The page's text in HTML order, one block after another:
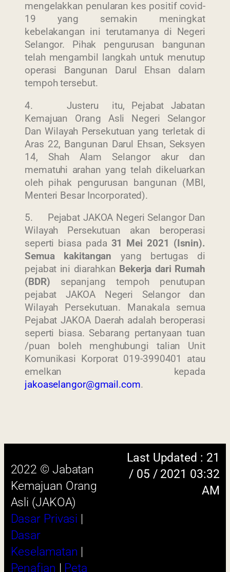
mengelakkan penularan kes positif covid-
19 yang semakin meningkat
kebelakangan ini terutamanya di Negeri
Selangor. Pihak pengurusan bangunan
telah mengambil langkah untuk menutup
operasi Bangunan Darul Ehsan dalam
tempoh tersebut.
4. Justeru itu, Pejabat Jabatan
Kemajuan Orang Asli Negeri Selangor
Dan Wilayah Persekutuan yang terletak di
Aras 22, Bangunan Darul Ehsan, Seksyen
14, Shah Alam Selangor akur dan
mematuhi arahan yang telah dikeluarkan
oleh pihak pengurusan bangunan (MBI,
Menteri Besar Incorporated).
5. Pejabat JAKOA Negeri Selangor Dan
Wilayah Persekutuan akan beroperasi
seperti biasa pada 31 Mei 2021 (Isnin).
Semua kakitangan yang bertugas di
pejabat ini diarahkan Bekerja dari Rumah
(BDR) sepanjang tempoh penutupan
pejabat JAKOA Negeri Selangor dan
Wilayah Persekutuan. Manakala semua
Pejabat JAKOA Daerah adalah beroperasi
seperti biasa. Sebarang pertanyaan tuan
/puan boleh menghubungi talian Unit
Komunikasi Korporat 019-3990401 atau
emelkan kepada
jakoaselangor@gmail.com.
2022 © Jabatan
Kemajuan Orang
Asli (JAKOA)
Dasar Privasi
|
Dasar
Keselamatan|
Penafian|Peta
Laman
Last Updated : 21
/ 05 / 2021 03:32
browser versi terkini dengan